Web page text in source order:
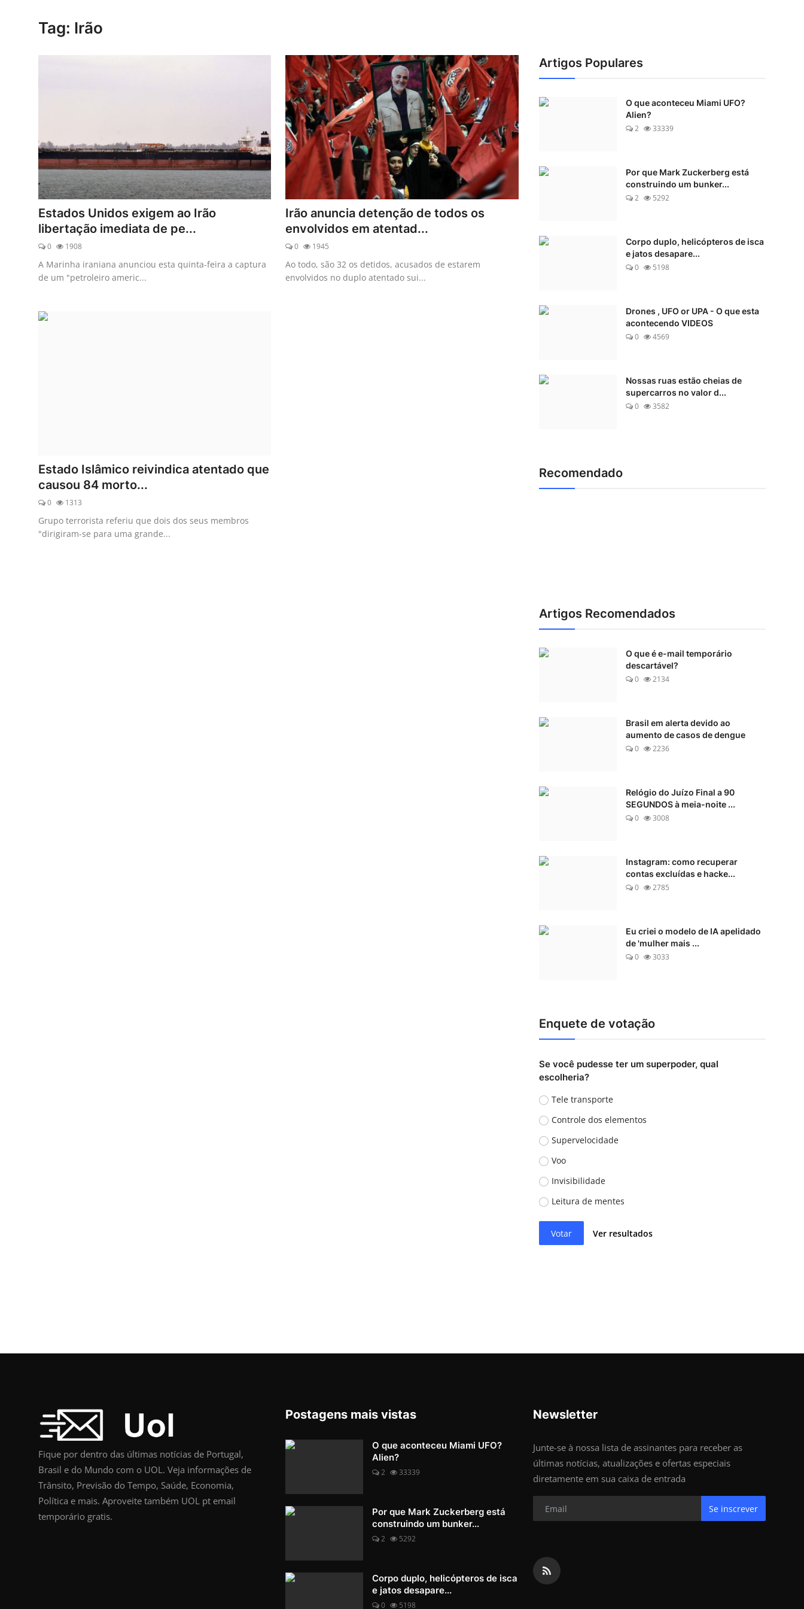
Tag: Irão
Estados Unidos exigem ao Irão
libertação imediata de pe...
0 1908
A Marinha iraniana anunciou esta quinta-feira a captura
de um "petroleiro americ...
Irão anuncia detenção de todos os
envolvidos em atentad...
0 1945
Ao todo, são 32 os detidos, acusados de estarem
envolvidos no duplo atentado sui...
Estado Islâmico reivindica atentado que
causou 84 morto...
0 1313
Grupo terrorista referiu que dois dos seus membros
"dirigiram-se para uma grande...
Artigos Populares
O que aconteceu Miami UFO?
Alien?
2
33339
Por que Mark Zuckerberg está
construindo um bunker...
2
5292
Corpo duplo, helicópteros de isca
e jatos desapare...
0
5198
Drones , UFO or UPA - O que esta
acontecendo VIDEOS
0
4569
Nossas ruas estão cheias de
supercarros no valor d...
0
3582
Recomendado
Artigos Recomendados
O que é e-mail temporário
descartável?
0
2134
Brasil em alerta devido ao
aumento de casos de dengue
0
2236
Relógio do Juízo Final a 90
SEGUNDOS à meia-noite ...
0
3008
Instagram: como recuperar
contas excluídas e hacke...
0
2785
Eu criei o modelo de IA apelidado
de 'mulher mais ...
0
3033
Enquete de votação
Se você pudesse ter um superpoder, qual
escolheria?
Tele transporte
Controle dos elementos
Supervelocidade
Voo
Invisibilidade
Leitura de mentes
Votar Ver resultados
Fique por dentro das últimas notícias de Portugal,
Brasil e do Mundo com o UOL. Veja informações de
Trânsito, Previsão do Tempo, Saúde, Economia,
Política e mais. Aproveite também UOL pt email
temporário gratis.
Postagens mais vistas
O que aconteceu Miami UFO?
Alien?
2 33339
Por que Mark Zuckerberg está
construindo um bunker...
2 5292
Corpo duplo, helicópteros de isca
e jatos desapare...
0 5198
Newsletter
Junte-se à nossa lista de assinantes para receber as
últimas notícias, atualizações e ofertas especiais
diretamente em sua caixa de entrada
Se inscrever